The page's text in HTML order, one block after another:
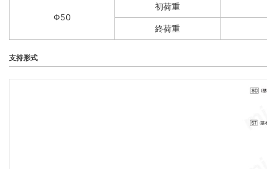
Φ50
初荷重
終荷重
支持形式